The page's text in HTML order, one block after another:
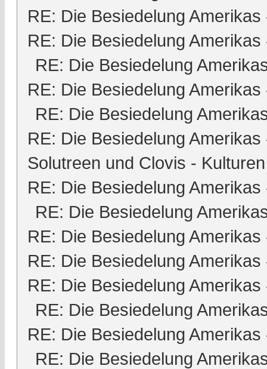
RE: Die Besiedelung Amerikas
RE: Die Besiedelung Amerikas
RE: Die Besiedelung
RE: Die Besiedelung Amerikas
RE: Die Besiedelung
RE: Die Besiedelung Amerikas
Solutreen und Clovis -
RE: Die Besiedelung Amerikas
RE: Die Besiedelung
RE: Die Besiedelung Amerikas
RE: Die Besiedelung Amerikas
RE: Die Besiedelung Amerikas
RE: Die Besiedelung
RE: Die Besiedelung Amerikas
RE: Die Besiedelung